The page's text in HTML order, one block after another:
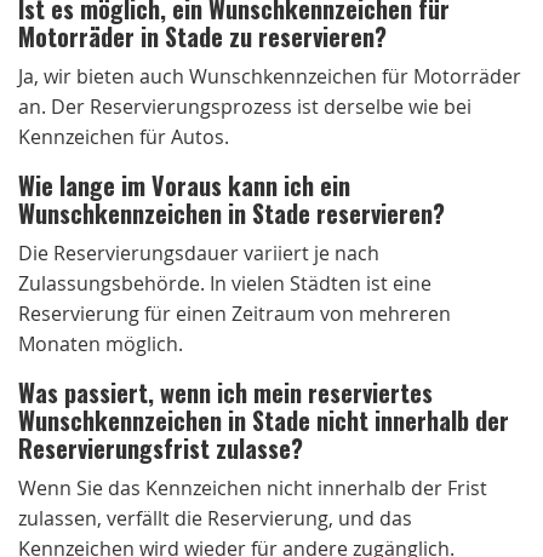
Motorräder in Stade zu reservieren?
Ja, wir bieten auch Wunschkennzeichen für Motorräder
an. Der Reservierungsprozess ist derselbe wie bei
Kennzeichen für Autos.
Wie lange im Voraus kann ich ein
Wunschkennzeichen in Stade reservieren?
Die Reservierungsdauer variiert je nach
Zulassungsbehörde. In vielen Städten ist eine
Reservierung für einen Zeitraum von mehreren
Monaten möglich.
Was passiert, wenn ich mein reserviertes
Wunschkennzeichen in Stade nicht innerhalb der
Reservierungsfrist zulasse?
Wenn Sie das Kennzeichen nicht innerhalb der Frist
zulassen, verfällt die Reservierung, und das
Kennzeichen wird wieder für andere zugänglich.